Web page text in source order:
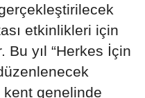
etkinlikleri için
Bu yıl “Herkes İçin
kent genelinde